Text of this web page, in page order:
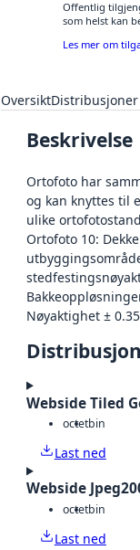
Offentlig
som helst kan
Les mer om
Oversikt
Beskrivelse
Ortofoto har
og kan knyttes til
ulike
Ortofoto 10:
Nøyaktighet ±
Webside Tiled
octetbin
Last ned
Webside
octetbin
Last ned